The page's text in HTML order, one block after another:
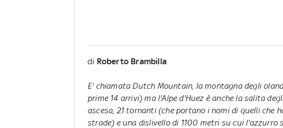
di Roberto Brambilla
E' chiamata Dutch Mountain, la montagna degli
prime 14 arrivi) ma l'Alpe d'Huez è anche la salita
ascesa, 21 tornanti (che portano i nomi di quelli che
strade) e una dislivello di 1100 metri su cui l'azzurro